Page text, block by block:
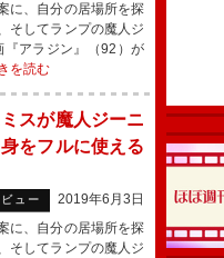
に、自分の居場所を探
そしてランプの魔人ジ
アラジン』（92）が
を読む
スが魔人ジーニ
をフルに使える
ュー
2019年6月3日
に、自分の居場所を探
そしてランプの魔人ジ